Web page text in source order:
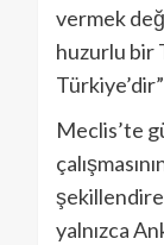
vermek
huzurlu bir
Meclis’te
yalnızca